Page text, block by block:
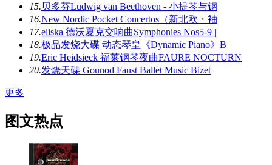
15.贝多芬Ludwig van Beethoven - 小提琴与钢
16.New Nordic Pocket Concertos（新北欧・袖
17.eliska 德沃夏克交响曲Symphonies Nos5-9 |
18.极品发烧大碟 动态琴皇《Dynamic Piano》B
19.Eric Heidsieck 福莱钢琴夜曲FAURE NOCTURN
20.发烧天碟 Gounod Faust Ballet Music Bizet
更多
图文热点